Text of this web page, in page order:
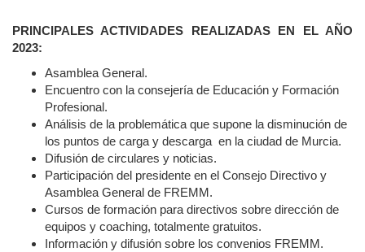
PRINCIPALES ACTIVIDADES REALIZADAS EN EL AÑO
2023:
Asamblea General.
Encuentro con la consejería de Educación y Formación
Profesional.
Análisis de la problemática que supone la disminución de
los puntos de carga y descarga en la ciudad de Murcia.
Difusión de circulares y noticias.
Participación del presidente en el Consejo Directivo y
Asamblea General de FREMM.
Cursos de formación para directivos sobre dirección de
equipos y coaching, totalmente gratuitos.
Información y difusión sobre los convenios FREMM.